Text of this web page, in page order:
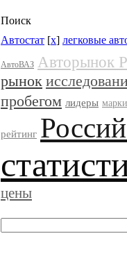
Поиск
Автостат [x] легковые
АвтоВАЗ Авторынок
рынок
пробегом лидеры
рейтинг
цены